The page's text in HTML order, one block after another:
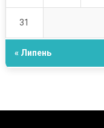
31
« Липень